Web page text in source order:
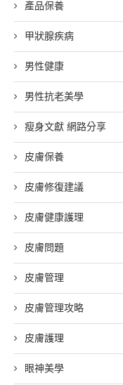
產品保養
甲狀腺疾病
男性健康
男性抗老美學
瘦身文獻 網路分享
皮膚保養
皮膚修復建議
皮膚健康護理
皮膚問題
皮膚管理
皮膚管理攻略
皮膚護理
眼神美學